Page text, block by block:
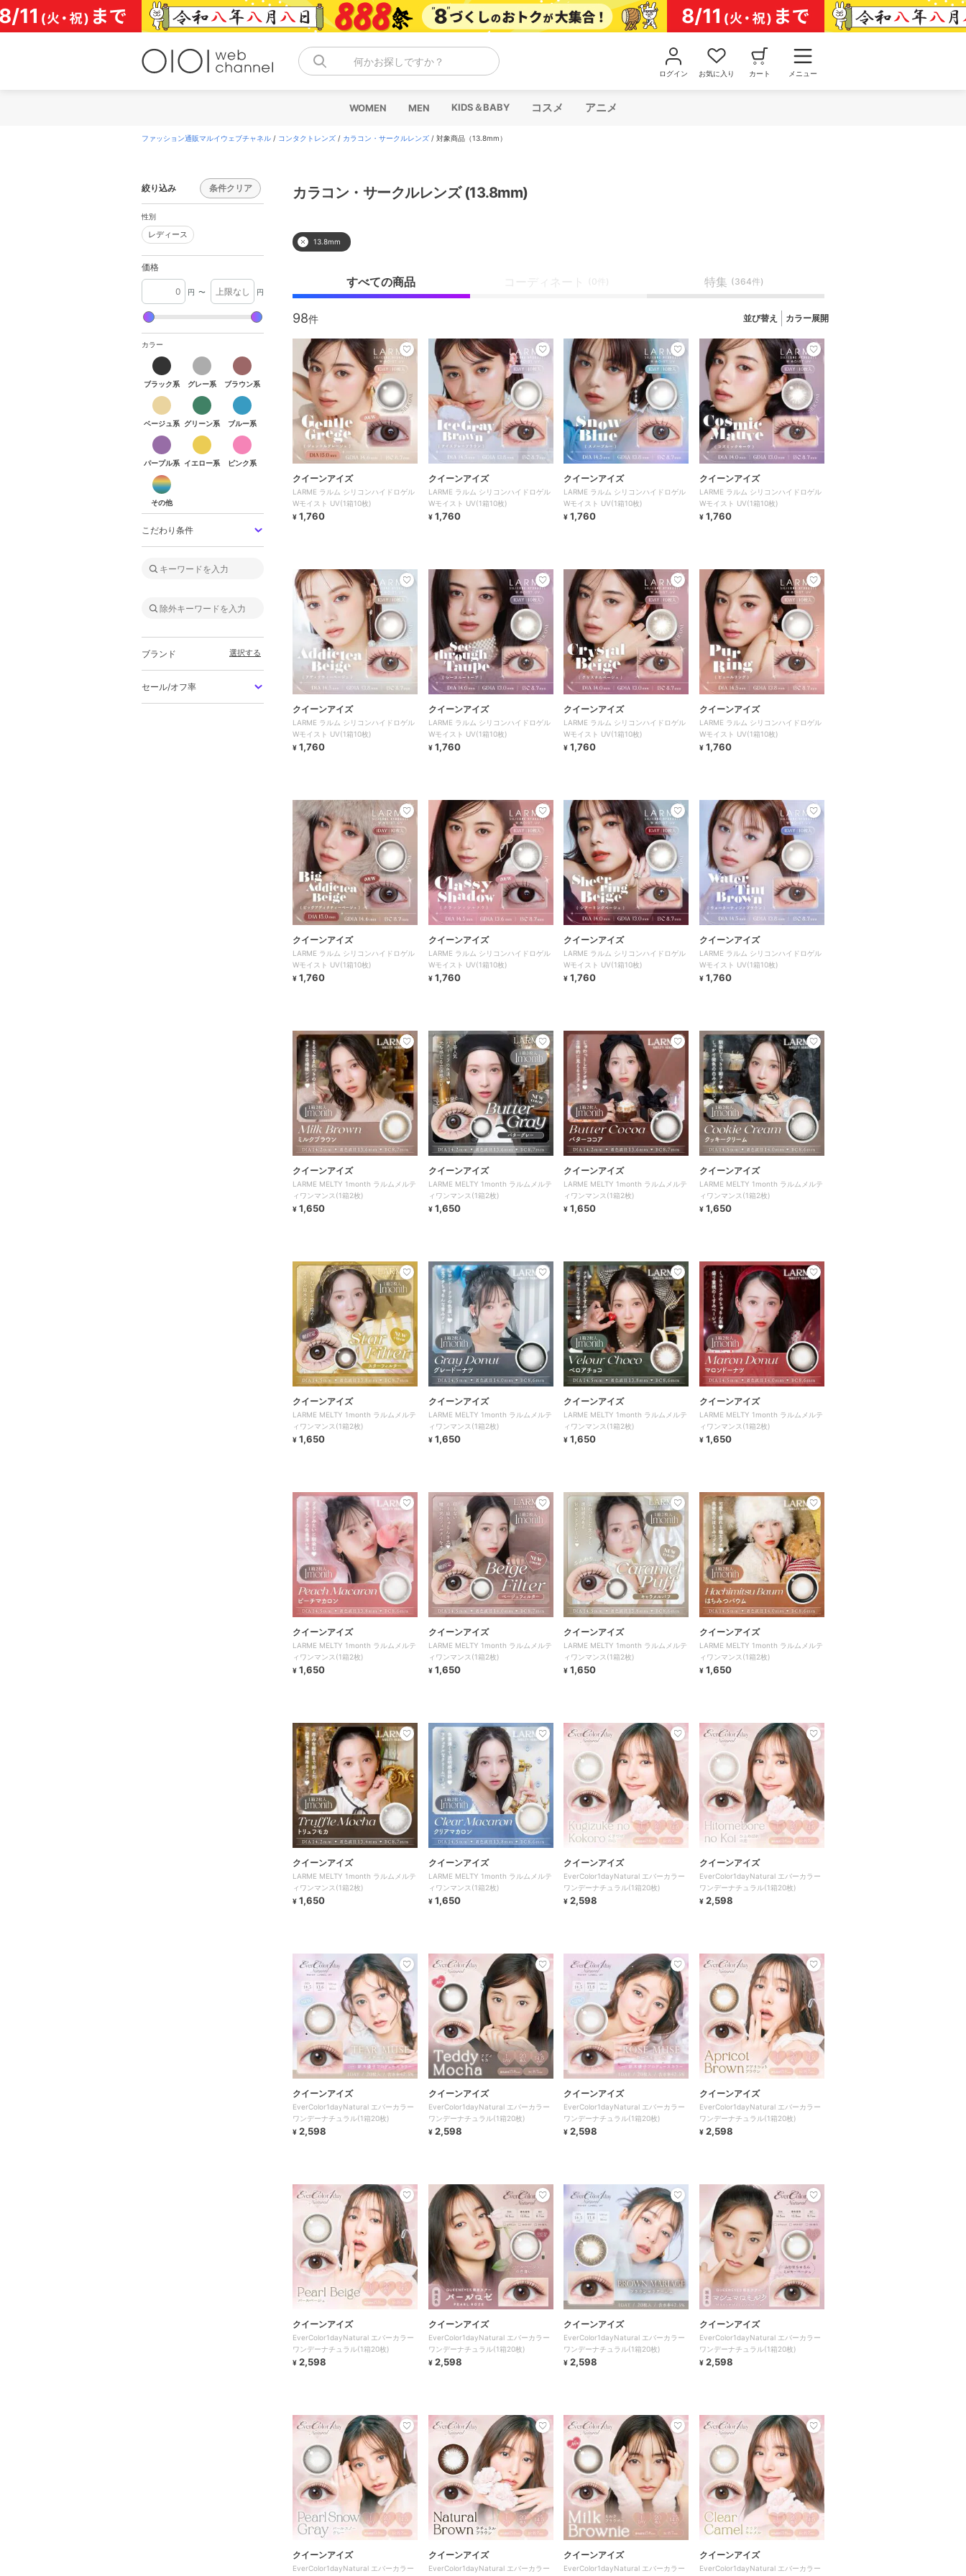
コ
ン
テ
何かお探しですか？
ログイン お気に入り カート メニュー
WOMEN MEN KIDS＆BABY コスメ アニメ
ファッション通販マルイウェブチャネル / コンタクトレンズ / カラコン・サークルレンズ / 対象商品（13.8mm）
絞り込み 条件クリア
性別
レディース
レディース
価格
円 〜 円
カラー
ブラック系
ブラック系
グレー系
グレー系
ブラウン系
ブラウン系
ベージュ系
ベージュ系
グリーン系
グリーン系
ブルー系
ブルー系
パープル系
パープル系
イエロー系
イエロー系
ピンク系
ピンク系
その他
その他
こだわり条件
ブランド 選択する
セール/オフ率
カラコン・サークルレンズ (13.8mm)
13.8mm
すべての商品 コーディネート (0件) 特集 (364件)
98 並び替え カラー展開
クイーンアイズ
LARME ラルム シリコンハイドロゲル
Wモイスト UV(1箱10枚)
¥ 1,760
クイーンアイズ
LARME ラルム シリコンハイドロゲル
Wモイスト UV(1箱10枚)
¥ 1,760
クイーンアイズ
LARME ラルム シリコンハイドロゲル
Wモイスト UV(1箱10枚)
¥ 1,760
クイーンアイズ
LARME ラルム シリコンハイドロゲル
Wモイスト UV(1箱10枚)
¥ 1,760
クイーンアイズ
LARME ラルム シリコンハイドロゲル
Wモイスト UV(1箱10枚)
¥ 1,760
クイーンアイズ
LARME ラルム シリコンハイドロゲル
Wモイスト UV(1箱10枚)
¥ 1,760
クイーンアイズ
LARME ラルム シリコンハイドロゲル
Wモイスト UV(1箱10枚)
¥ 1,760
クイーンアイズ
LARME ラルム シリコンハイドロゲル
Wモイスト UV(1箱10枚)
¥ 1,760
クイーンアイズ
LARME ラルム シリコンハイドロゲル
Wモイスト UV(1箱10枚)
¥ 1,760
クイーンアイズ
LARME ラルム シリコンハイドロゲル
Wモイスト UV(1箱10枚)
¥ 1,760
クイーンアイズ
LARME ラルム シリコンハイドロゲル
Wモイスト UV(1箱10枚)
¥ 1,760
クイーンアイズ
LARME ラルム シリコンハイドロゲル
Wモイスト UV(1箱10枚)
¥ 1,760
クイーンアイズ
LARME MELTY 1month ラルムメルテ
ィワンマンス(1箱2枚)
¥ 1,650
クイーンアイズ
LARME MELTY 1month ラルムメルテ
ィワンマンス(1箱2枚)
¥ 1,650
クイーンアイズ
LARME MELTY 1month ラルムメルテ
ィワンマンス(1箱2枚)
¥ 1,650
クイーンアイズ
LARME MELTY 1month ラルムメルテ
ィワンマンス(1箱2枚)
¥ 1,650
クイーンアイズ
LARME MELTY 1month ラルムメルテ
ィワンマンス(1箱2枚)
¥ 1,650
クイーンアイズ
LARME MELTY 1month ラルムメルテ
ィワンマンス(1箱2枚)
¥ 1,650
クイーンアイズ
LARME MELTY 1month ラルムメルテ
ィワンマンス(1箱2枚)
¥ 1,650
クイーンアイズ
LARME MELTY 1month ラルムメルテ
ィワンマンス(1箱2枚)
¥ 1,650
クイーンアイズ
LARME MELTY 1month ラルムメルテ
ィワンマンス(1箱2枚)
¥ 1,650
クイーンアイズ
LARME MELTY 1month ラルムメルテ
ィワンマンス(1箱2枚)
¥ 1,650
クイーンアイズ
LARME MELTY 1month ラルムメルテ
ィワンマンス(1箱2枚)
¥ 1,650
クイーンアイズ
LARME MELTY 1month ラルムメルテ
ィワンマンス(1箱2枚)
¥ 1,650
クイーンアイズ
LARME MELTY 1month ラルムメルテ
ィワンマンス(1箱2枚)
¥ 1,650
クイーンアイズ
LARME MELTY 1month ラルムメルテ
ィワンマンス(1箱2枚)
¥ 1,650
クイーンアイズ
EverColor1dayNatural エバーカラー
ワンデーナチュラル(1箱20枚)
¥ 2,598
クイーンアイズ
EverColor1dayNatural エバーカラー
ワンデーナチュラル(1箱20枚)
¥ 2,598
クイーンアイズ
EverColor1dayNatural エバーカラー
ワンデーナチュラル(1箱20枚)
¥ 2,598
クイーンアイズ
EverColor1dayNatural エバーカラー
ワンデーナチュラル(1箱20枚)
¥ 2,598
クイーンアイズ
EverColor1dayNatural エバーカラー
ワンデーナチュラル(1箱20枚)
¥ 2,598
クイーンアイズ
EverColor1dayNatural エバーカラー
ワンデーナチュラル(1箱20枚)
¥ 2,598
クイーンアイズ
EverColor1dayNatural エバーカラー
ワンデーナチュラル(1箱20枚)
¥ 2,598
クイーンアイズ
EverColor1dayNatural エバーカラー
ワンデーナチュラル(1箱20枚)
¥ 2,598
クイーンアイズ
EverColor1dayNatural エバーカラー
ワンデーナチュラル(1箱20枚)
¥ 2,598
クイーンアイズ
EverColor1dayNatural エバーカラー
ワンデーナチュラル(1箱20枚)
¥ 2,598
クイーンアイズ
EverColor1dayNatural エバーカラー
クイーンアイズ
EverColor1dayNatural エバーカラー
クイーンアイズ
EverColor1dayNatural エバーカラー
クイーンアイズ
EverColor1dayNatural エバーカラー